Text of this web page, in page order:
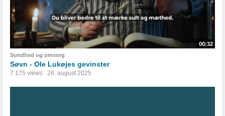
00:32
Sundhed og omsorg
Søvn - Ole Lukøjes gevinster
7.175 views 26. august 2025